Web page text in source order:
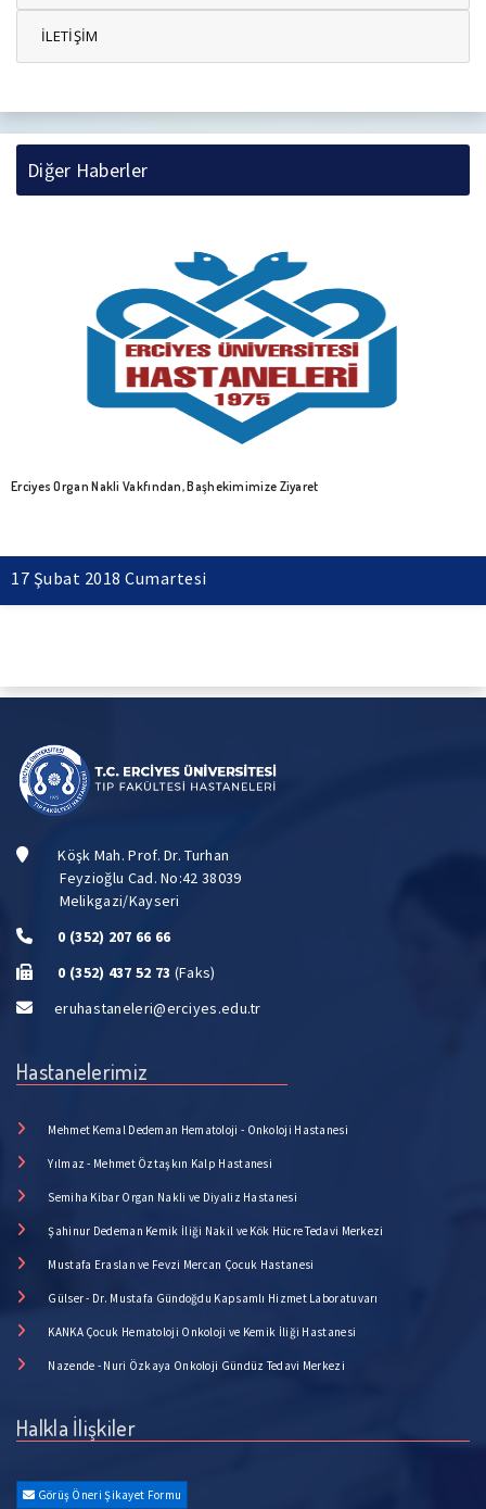
İLETİŞİM
Diğer Haberler
ERÜ Hastanelerinde “Sağlık Çalışanları İçin
Eğitim Verildi
17 Şubat 2018 Cumartesi
Köşk Mah. Prof. Dr. Turhan
Feyzioğlu Cad. No:42 38039
Melikgazi/Kayseri
0 (352) 207 66 66
0 (352) 437 52 73 (Faks)
eruhastaneleri@erciyes.edu.tr
Hastanelerimiz
Mehmet Kemal Dedeman Hematoloji - Onkoloji Hastanesi
Yılmaz - Mehmet Öztaşkın Kalp Hastanesi
Semiha Kibar Organ Nakli ve Diyaliz Hastanesi
Şahinur Dedeman Kemik İliği Nakil ve Kök Hücre Tedavi Merkezi
Mustafa Eraslan ve Fevzi Mercan Çocuk Hastanesi
Gülser - Dr. Mustafa Gündoğdu Kapsamlı Hizmet Laboratuvarı
KANKA Çocuk Hematoloji Onkoloji ve Kemik İliği Hastanesi
Nazende - Nuri Özkaya Onkoloji Gündüz Tedavi Merkezi
Halkla İlişkiler
Görüş Öneri Şikayet Formu